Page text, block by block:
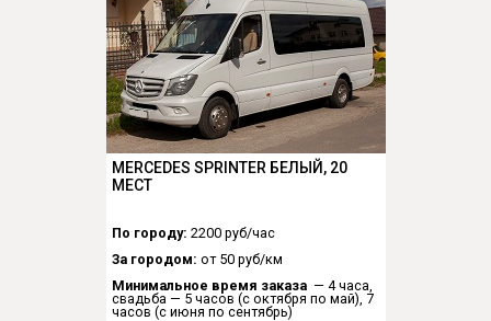
MERCEDES SPRINTER БЕЛЫЙ, 20
МЕСТ
По городу: 2200 руб/час
За городом: от 50 руб/км
Минимальное время заказа— 4 часа,
свадьба — 5 часов (с октября по май), 7
часов (с июня по сентябрь)